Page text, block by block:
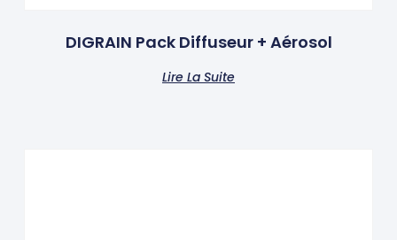
DIGRAIN Pack Diffuseur + Aérosol
Lire La Suite